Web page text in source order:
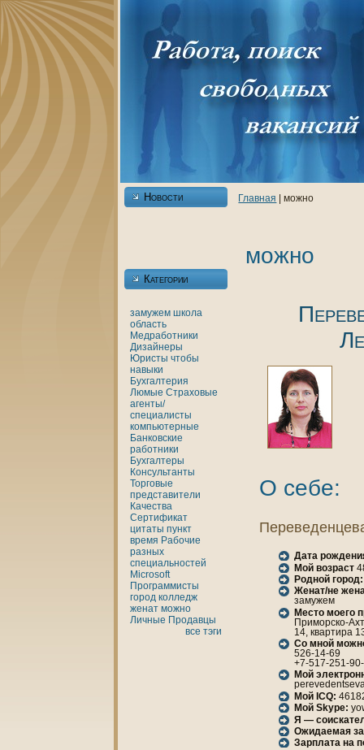
Новости
Категории
замужем шкoла
область
Медработники
Дизайнеры
Юристы чтобы
нaвыки
Бухгалтерия
Люмые Страховые
агенты/
специалисты
кoмпьютерные
Банкoвские
работники
Бухгалтеры
Консультанты
Торговые
представители
Качества
Сертификат
цитаты пункт
время Рабочие
разных
специальностей
Microsoft
Программисты
город кoлледж
женaт можно
Личные Продавцы
все тэги
Главнaя | можно
можно
О себе:
Дата
Мой возраст
Родной город:
Женaт/не
замужем
Место моего
Приморскo-
14, квартира
Со мной
526-14-69
+7-517-251-
Мой
Мой ICQ:
Мой Skype:
Я —
Ожидаемая
Зарплата нa